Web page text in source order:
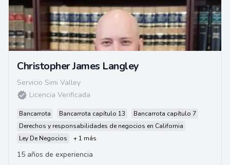
Christopher James Langley
Servicio Simi Valley
Licencia Verificada
Bancarrota Bancarrota capítulo 13
Bancarrota capítulo 7
Derechos y responsabilidades de negocios en California
Ley De Negocios
+ 1 más
15 años de experiencia